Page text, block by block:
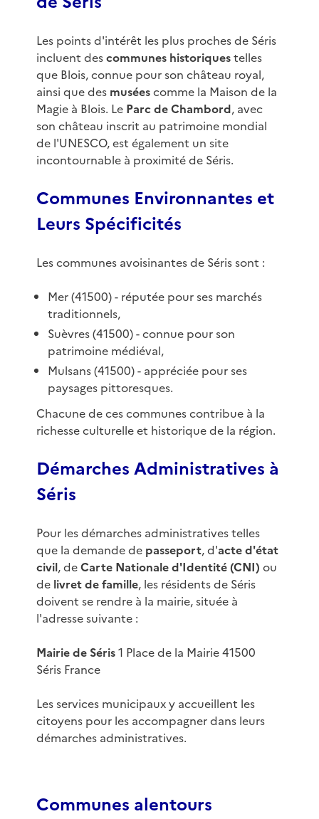
Les points d'intérêt les plus proches de Séris
incluent descommunes historiquestelles
que Blois, connue pour son château royal,
ainsi que des muséescomme la Maison de la
Magie à Blois. Le Parc de Chambord, avec
son château inscrit au patrimoine mondial
de l'UNESCO, est également un site
incontournable à proximité de Séris.
Communes Environnantes et
Leurs Spécificités
Les communes avoisinantes de Séris sont :
Mer (41500) - réputée pour ses marchés
traditionnels,
Suèvres (41500) - connue pour son
patrimoine médiéval,
Mulsans (41500) - appréciée pour ses
paysages pittoresques.
Chacune de ces communes contribue à la
richesse culturelle et historique de la région.
Démarches Administratives à
Séris
Pour les démarches administratives telles
que la demande de passeport, d'acte d'état
civil, deCarte Nationale d'Identité (CNI) ou
de livret de famille, les résidents de Séris
doivent se rendre à la mairie, située à
l'adresse suivante :
Mairie de Séris1 Place de la Mairie 41500
Séris France
Les services municipaux y accueillent les
citoyens pour les accompagner dans leurs
démarches administratives.
Communes alentours